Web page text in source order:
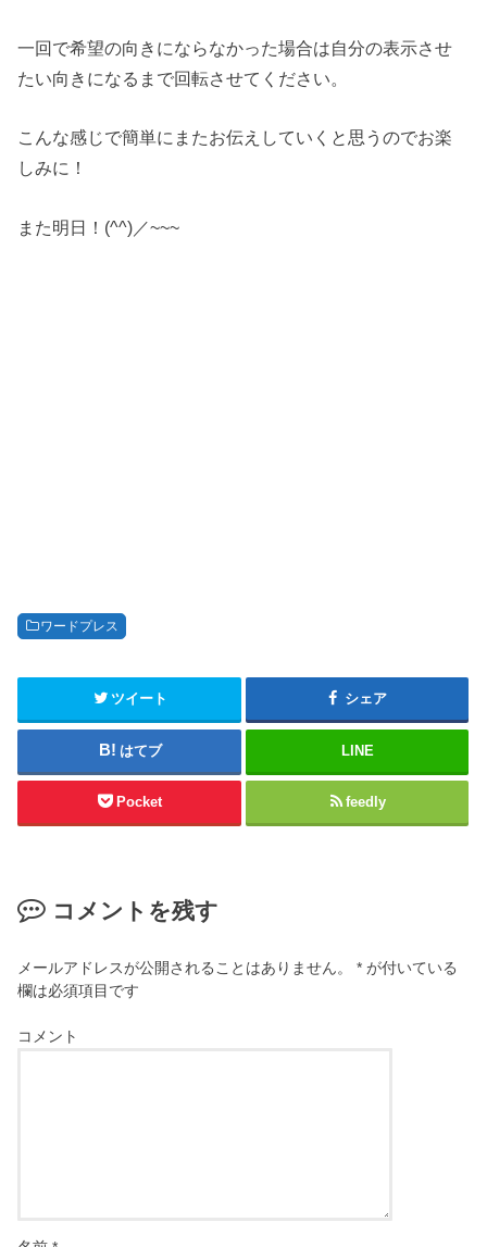
一回で希望の向きにならなかった場合は自分の表示させ
たい向きになるまで回転させてください。
こんな感じで簡単にまたお伝えしていくと思うのでお楽
しみに！
また明日！(^^)／~~~
ワードプレス
ツイート シェア
はてブ LINE
Pocket feedly
コメントを残す
メールアドレスが公開されることはありません。 * が付いている
欄は必須項目です
コメント